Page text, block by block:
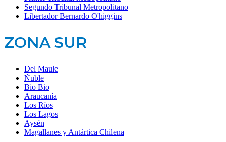
Segundo Tribunal Metropolitano
Libertador Bernardo O'higgins
ZONA SUR
Del Maule
Ñuble
Bio Bio
Araucanía
Los Ríos
Los Lagos
Aysén
Magallanes y Antártica Chilena